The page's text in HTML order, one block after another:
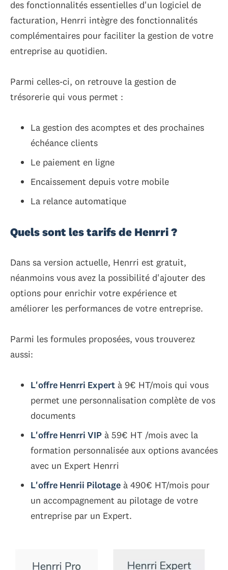
des fonctionnalités essentielles d'un logiciel de
facturation, Henrri intègre des fonctionnalités
complémentaires pour faciliter la gestion de votre
entreprise au quotidien.
Parmi celles-ci, on retrouve la gestion de
trésorerie qui vous permet :
La gestion des acomptes et des prochaines
échéance clients
Le paiement en ligne
Encaissement depuis votre mobile
La relance automatique
Quels sont les tarifs de Henrri ?
Dans sa version actuelle, Henrri est gratuit,
néanmoins vous avez la possibilité d'ajouter des
options pour enrichir votre expérience et
améliorer les performances de votre entreprise.
Parmi les formules proposées, vous trouverez
aussi:
L'offre Henrri Expert à 9€ HT/mois qui vous
permet une personnalisation complète de vos
documents
L'offre Henrri VIP à 59€ HT /mois avec la
formation personnalisée aux options avancées
avec un Expert Henrri
L'offre Henrii Pilotage à 490€ HT/mois pour
un accompagnement au pilotage de votre
entreprise par un Expert.